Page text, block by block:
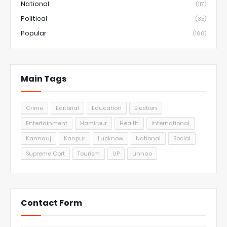
National (117)
Political (35)
Popular (168)
Main Tags
Crime Editorial Education
Election
Entertainment
Hamirpur Health
International
Kannauj
Kanpur Lucknow National
Social
Supreme Cort
Tourism UP unnao
Contact Form